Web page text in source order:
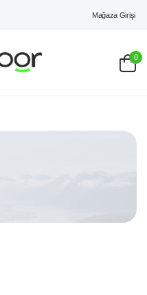
Mağaza Girişi
0